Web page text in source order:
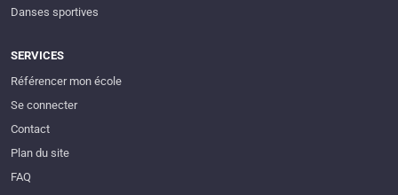
Danses sportives
SERVICES
Référencer mon école
Se connecter
Contact
Plan du site
FAQ